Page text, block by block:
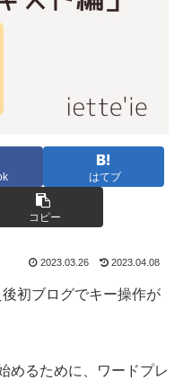
はてブ
コピー
2023.03.26 2023.04.08
初ブログでキー操作が
めるために、ワードプレ